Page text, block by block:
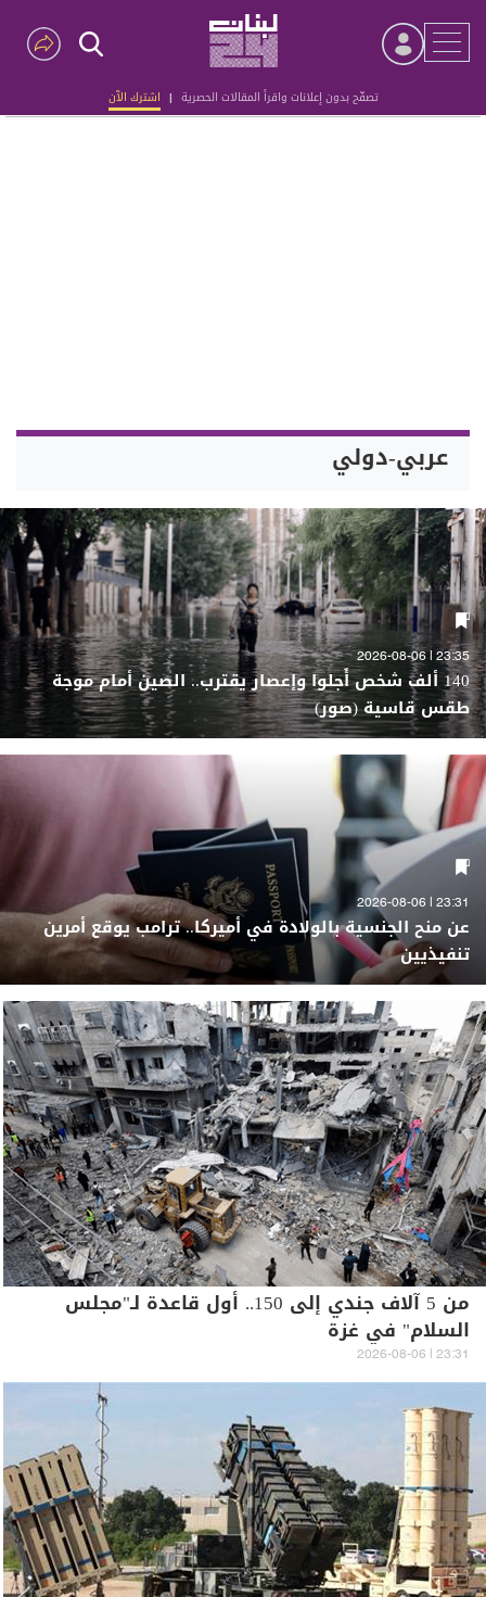
تصفّح بدون إعلانات واقرأ المقالات الحصرية | اشترك الآن
Advertisement
عربي-دولي
23:35 | 2026-08-06
140 ألف شخص أُجلوا وإعصار يقترب.. الصين أمام موجة
طقس قاسية (صور)
23:31 | 2026-08-06
عن منح الجنسية بالولادة في أميركا.. ترامب يوقع أمرين
تنفيذيين
من 5 آلاف جندي إلى 150.. أول قاعدة لـ"مجلس
السلام" في غزة
23:31 | 2026-08-06